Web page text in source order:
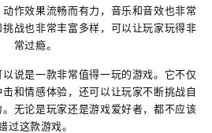
作效果流畅而有力，音乐和音效也非常
战也非常丰富多样，可以让玩家玩得非
常过瘾。
说是一款非常值得一玩的游戏。它不仅
和情感体验，还可以让玩家不断挑战自
无论是玩家还是游戏爱好者，都不应该
过这款游戏。